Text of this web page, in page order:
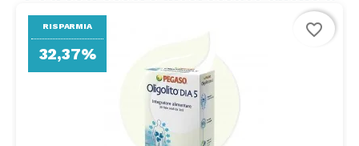
RISPARMIA
32,37%
favorite_border